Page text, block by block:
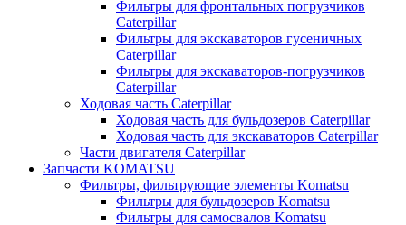
Фильтры для фронтальных погрузчиков
Caterpillar
Фильтры для экскаваторов гусеничных
Caterpillar
Фильтры для экскаваторов-погрузчиков
Caterpillar
Ходовая часть Caterpillar
Ходовая часть для бульдозеров Caterpillar
Ходовая часть для экскаваторов Caterpillar
Части двигателя Caterpillar
Запчасти KOMATSU
Фильтры, фильтрующие элементы Komatsu
Фильтры для бульдозеров Komatsu
Фильтры для самосвалов Komatsu